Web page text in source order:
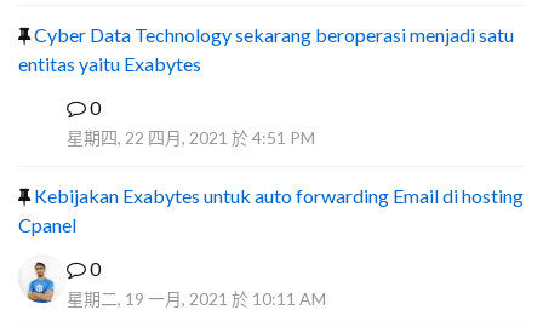
Cyber Data Technology sekarang beroperasi menjadi satu
entitas yaitu Exabytes
0
星期四, 22 四月, 2021 於 4:51 PM
Kebijakan Exabytes untuk auto forwarding Email di hosting
Cpanel
0
星期二, 19 一月, 2021 於 10:11 AM